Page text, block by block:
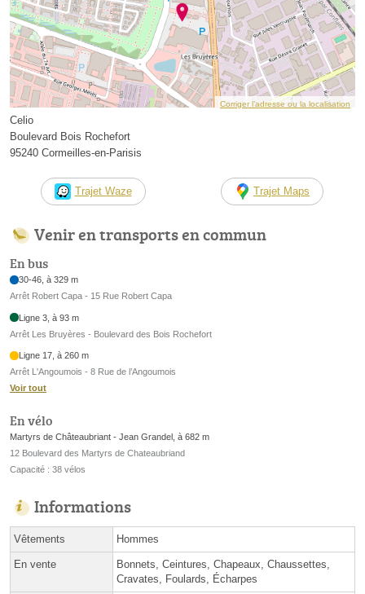
Corriger l’adresse ou la localisation
Celio
Boulevard Bois Rochefort
95240 Cormeilles-en-Parisis
Trajet Waze Trajet Maps
Venir en transports en commun
En bus
30-46, à 329 m
Arrêt Robert Capa - 15 Rue Robert Capa
Ligne 3, à 93 m
Arrêt Les Bruyères - Boulevard des Bois Rochefort
Ligne 17, à 260 m
Arrêt L'Angoumois - 8 Rue de l’Angoumois
Voir tout
En vélo
Martyrs de Châteaubriant - Jean Grandel, à 682 m
12 Boulevard des Martyrs de Chateaubriand
Capacité : 38 vélos
Informations
Vêtements Hommes
En vente
Bonnets, Ceintures, Chapeaux, Chaussettes,
Cravates, Foulards, Écharpes